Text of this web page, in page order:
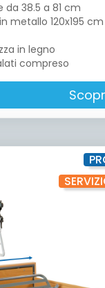
da 38.5 a 81 cm
metallo 120x195 cm
in legno
compreso